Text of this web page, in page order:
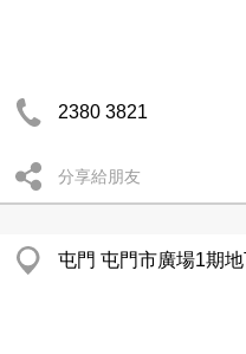
2380 3821
分享給朋友
屯門 屯門市廣場1期